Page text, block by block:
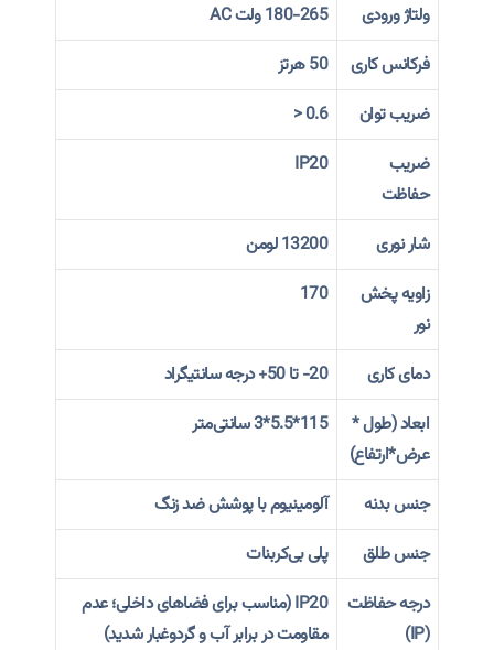
ولتاژ ورودی
180-265 ولت AC
فرکانس کاری
50 هرتز
ضریب توان
0.6 <
ضریب
حفاظت
IP20
شار نوری
13200 لومن
زاویه پخش
نور
170
دمای کاری
20- تا 50+ درجه سانتیگراد
ابعاد (طول *
عرض*ارتفاع)
115*5.5*3 سانتی‌متر
جنس بدنه
آلومینیوم با پوشش ضد زنگ
جنس طلق
پلی بی‌کربنات
درجه حفاظت
(IP)
IP20 (مناسب برای فضاهای داخلی؛ عدم
مقاومت در برابر آب و گردوغبار شدید)